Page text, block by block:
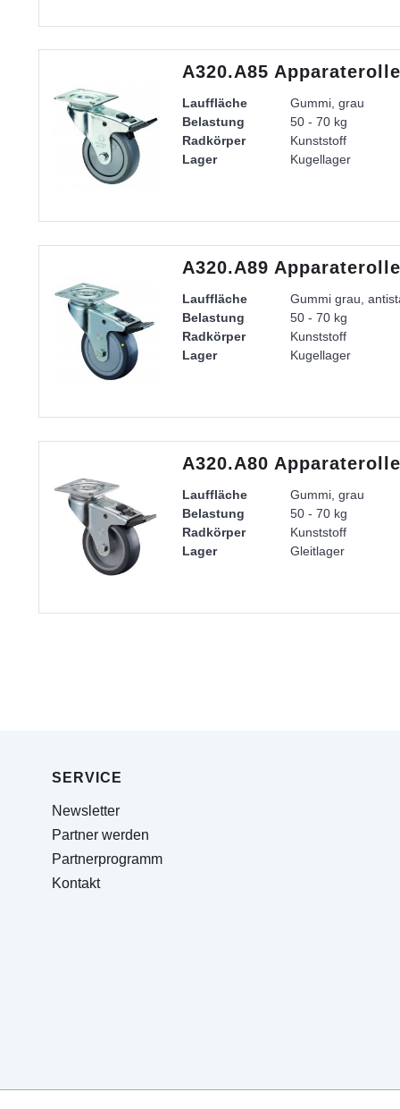
A320.A85
Lauffläche
Gummi, grau
Belastung
50 - 70 kg
Radkörper
Kunststoff
Lager
Kugellager
A320.A89
Lauffläche
Gummi grau,
Belastung
50 - 70 kg
Radkörper
Kunststoff
Lager
Kugellager
A320.A80
Lauffläche
Gummi, grau
Belastung
50 - 70 kg
Radkörper
Kunststoff
Lager
Gleitlager
SERVICE
Newsletter
Partner werden
Partnerprogramm
Kontakt